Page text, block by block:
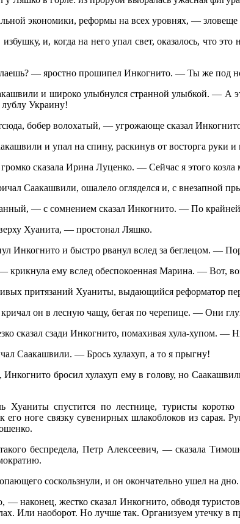
экономики, реформы на всех уровнях, —
и, когда на него упал свет, оказалось, что
— яростно прошипел Инкогнито. — Ты же под
и широко улыбнулся странной улыбкой. — А
Украину!
бобер волохатый, — угрожающе сказал
и упал на спину, раскинув от восторга руки
сказала Ирина Луценко. — Сейчас я этого козла
Саакашвили, ошалело огляделся и, с внезапной
— с сомнением сказал Инкогнито. — По крайней
Хуанита, — простонал Ляшко.
Инкогнито и быстро рванул вслед за беглецом. —
ему вслед обеспокоенная Марина. — Вот,
притязаний Хуаниты, выдающийся реформатор
он в лесную чащу, бегая по черепице. — Они
сказал сзади Инкогнито, помахивая хула-хупом. —
Саакашвили. — Брось хулахуп, а то я прыгну!
бросил хулахуп ему в голову, но
Хуаниты спустится по лестнице, туристы
его ноге связку сувенирных шлакоблоков из сарая.
беспредела, Петр Алексеевич, — сказала
соскользнули, и он окончательно ушел на
— наконец, жестко сказал Инкогнито, обводя
Или наоборот. Но лучше так. Организуем утечку в